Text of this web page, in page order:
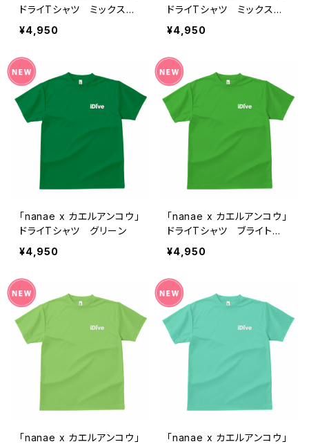
ドライTシャツ ミックスレ
ッド
¥4,950
ドライTシャツ ミックスグ
レー
¥4,950
「nanae x カエルアンコウ」
ドライTシャツ グリーン
¥4,950
「nanae x カエルアンコウ」
ドライTシャツ ブライトグ
リーン
¥4,950
「nanae x カエルアンコウ」
「nanae x カエルアンコウ」